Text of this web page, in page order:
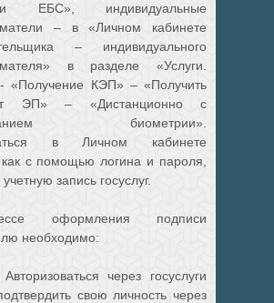
индивидуальные
– в «Личном кабинете
– индивидуального
в разделе «Услуги.
«Получение КЭП» – «Получить
ЭП» – «Дистанционно с
биометрии».
в Личном кабинете
с помощью логина и пароля,
запись госуслуг.
оформления подписи
необходимо:
через госуслуги
свою личность через